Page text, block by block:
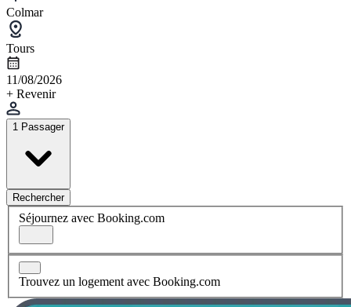
Colmar
Tours
11/08/2026
+ Revenir
1 Passager
Rechercher
Séjournez avec Booking.com
Trouvez un logement avec Booking.com